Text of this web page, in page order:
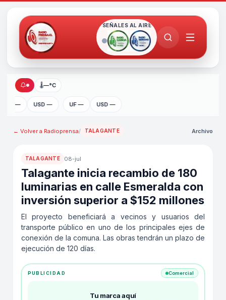
SEÑALES AL AIRE
🌡—°C
UF — USD — UF — USD —
← Volver a Radioprensa/ TALAGANTE Archivo
TALAGANTE 08-jul
Talagante inicia recambio de 180
luminarias en calle Esmeralda con
inversión superior a $152 millones
El proyecto beneficiará a vecinos y usuarios del
transporte público en uno de los principales ejes de
conexión de la comuna. Las obras tendrán un plazo de
ejecución de 120 días.
PUBLICIDAD Comercial
Tu marca aquí